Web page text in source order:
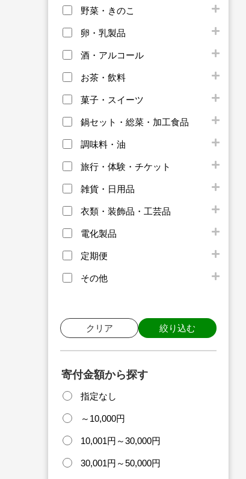
野菜・きのこ
卵・乳製品
酒・アルコール
お茶・飲料
菓子・スイーツ
鍋セット・総菜・加工食品
調味料・油
旅行・体験・チケット
雑貨・日用品
衣類・装飾品・工芸品
電化製品
定期便
その他
クリア 絞り込む
寄付金額から探す
指定なし
～10,000円
10,001円～30,000円
30,001円～50,000円